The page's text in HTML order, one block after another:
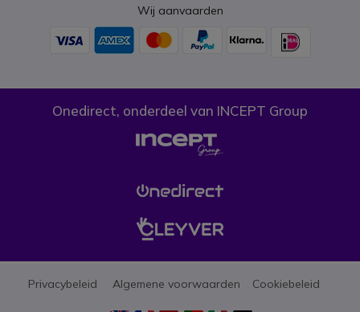
Wij aanvaarden
Onedirect, onderdeel van INCEPT Group
Privacybeleid Algemene voorwaarden Cookiebeleid